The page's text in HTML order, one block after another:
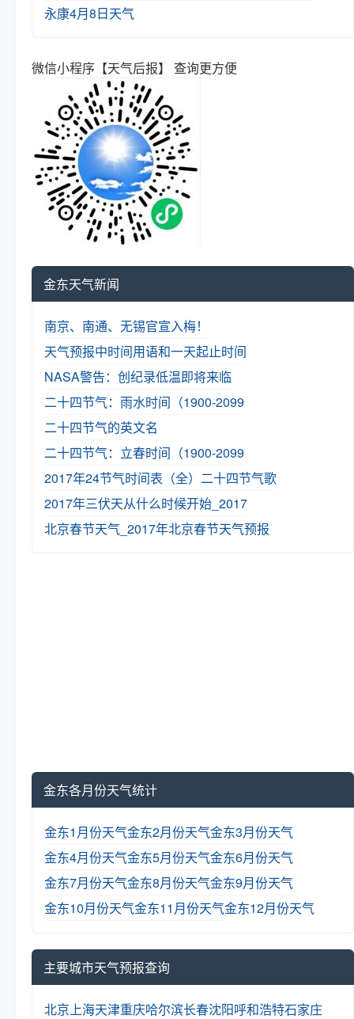
永康4月8日天气
微信小程序【天气后报】 查询更方便
金东天气新闻
南京、南通、无锡官宣入梅！
天气预报中时间用语和一天起止时间
NASA警告：创纪录低温即将来临
二十四节气：雨水时间（1900-2099
二十四节气的英文名
二十四节气：立春时间（1900-2099
2017年24节气时间表（全） 二十四节气歌
2017年三伏天从什么时候开始_2017
北京春节天气_2017年北京春节天气预报
金东各月份天气统计
金东1月份天气金东2月份天气金东3月份天气
金东4月份天气金东5月份天气金东6月份天气
金东7月份天气金东8月份天气金东9月份天气
金东10月份天气金东11月份天气金东12月份天气
主要城市天气预报查询
北京上海天津重庆哈尔滨长春沈阳呼和浩特石家庄